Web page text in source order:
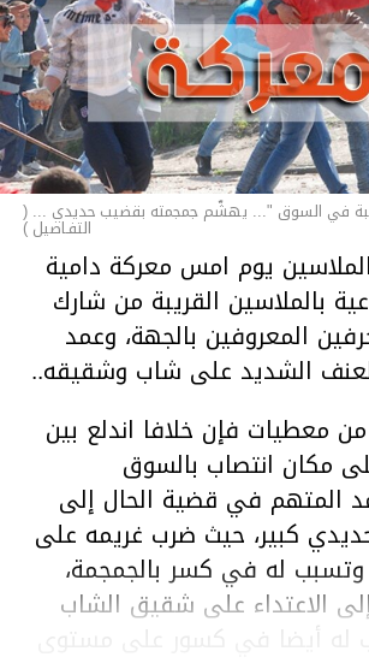
في السوق "... يهشّم جمجمته بقضيب حديدي ... (
التفـاصيل )
يوم امس معركة دامية
بالملاسين القريبة من شارك
المعروفين بالجهة، وعمد
الشديد على شاب وشقيقه..
معطيات فإن خلافا اندلع بين
مكان انتصاب بالسوق
المتهم في قضية الحال إلى
كبير، حيث ضرب غريمه على
له في كسر بالجمجمة،
الاعتداء على شقيق الشاب
له أيضا في كسور على مستوى